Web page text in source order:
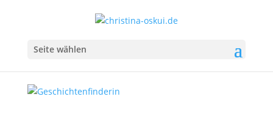
Seite wählen